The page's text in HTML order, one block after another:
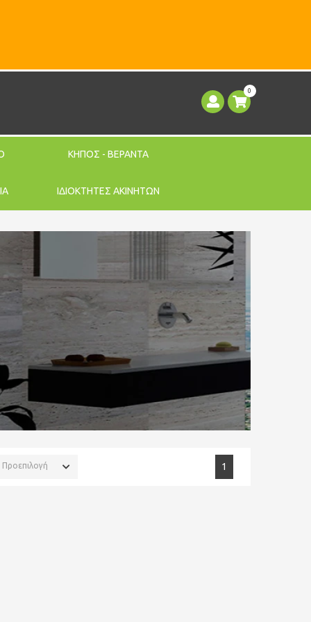
0
ΚΗΠΟΣ - ΒΕΡΑΝΤΑ
ΙΔΙΟΚΤΗΤΕΣ ΑΚΙΝΗΤΩΝ
Προεπιλογή 1